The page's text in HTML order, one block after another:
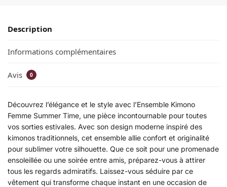
Description
Informations complémentaires
Avis 0
Découvrez l’élégance et le style avec l’Ensemble Kimono
Femme Summer Time, une pièce incontournable pour toutes
vos sorties estivales. Avec son design moderne inspiré des
kimonos traditionnels, cet ensemble allie confort et originalité
pour sublimer votre silhouette. Que ce soit pour une promenade
ensoleillée ou une soirée entre amis, préparez-vous à attirer
tous les regards admiratifs. Laissez-vous séduire par ce
vêtement qui transforme chaque instant en une occasion de